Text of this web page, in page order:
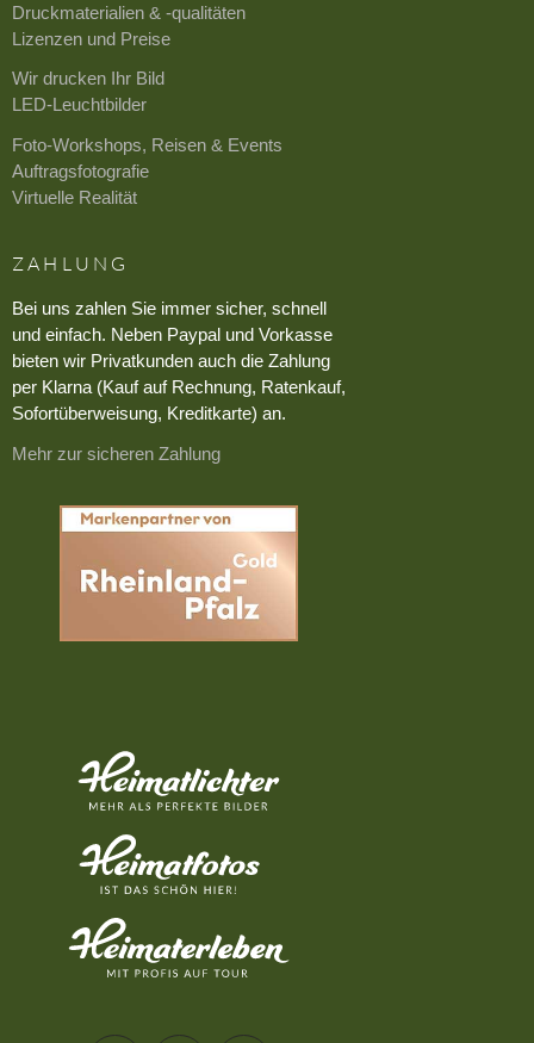
Druckmaterialien & -qualitäten
Lizenzen und Preise
Wir drucken Ihr Bild
LED-Leuchtbilder
Foto-Workshops, Reisen & Events
Auftragsfotografie
Virtuelle Realität
ZAHLUNG
Bei uns zahlen Sie immer sicher, schnell
und einfach. Neben Paypal und Vorkasse
bieten wir Privatkunden auch die Zahlung
per Klarna (Kauf auf Rechnung, Ratenkauf,
Sofortüberweisung, Kreditkarte) an.
Mehr zur sicheren Zahlung